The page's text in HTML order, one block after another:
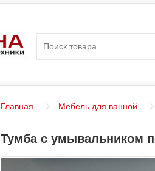
Главная Мебель для ванной
Тумба с умывальником